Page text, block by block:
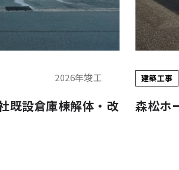
2025年竣工
森松ホールディングス株式会社様 鏡島オフィス
建築工事